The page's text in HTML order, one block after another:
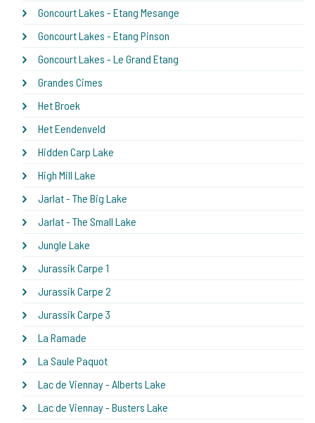
Goncourt Lakes - Etang Mesange
Goncourt Lakes - Etang Pinson
Goncourt Lakes - Le Grand Etang
Grandes Cimes
Het Broek
Het Eendenveld
Hidden Carp Lake
High Mill Lake
Jarlat - The Big Lake
Jarlat - The Small Lake
Jungle Lake
Jurassik Carpe 1
Jurassik Carpe 2
Jurassik Carpe 3
La Ramade
La Saule Paquot
Lac de Viennay - Alberts Lake
Lac de Viennay - Busters Lake